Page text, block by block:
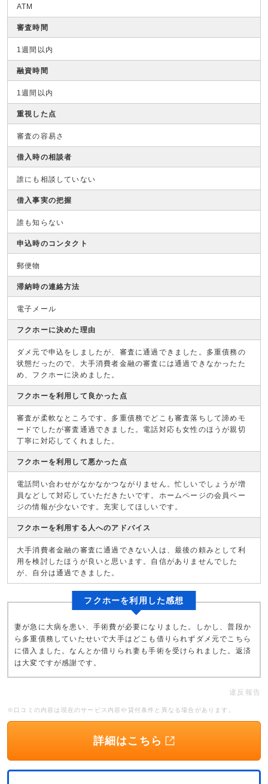
ATM
審査時間
1週間以内
融資時間
1週間以内
重視した点
審査の容易さ
借入時の相談者
誰にも相談していない
借入事実の把握
誰も知らない
申込時のコンタクト
郵便物
滞納時の連絡方法
電子メール
フクホーに決めた理由
ダメ元で申込をしましたが、審査に通過できました。多重債務の
状態だったので、大手消費者金融の審査には通過できなかったた
め、フクホーに決めました。
フクホーを利用して良かった点
審査が柔軟なところです。多重債務でどこも審査落ちして諦めモ
ードでしたが審査通過できました。電話対応も女性のほうが親切
丁寧に対応してくれました。
フクホーを利用して悪かった点
電話問い合わせがなかなかつながりません。忙しいでしょうが増
員などして対応していただきたいです。ホームページの会員ペー
ジの情報が少ないです。充実してほしいです。
フクホーを利用する人へのアドバイス
大手消費者金融の審査に通過できない人は、最後の頼みとして利
用を検討したほうが良いと思います。自信がありませんでした
が、自分は通過できました。
フクホーを利用した感想
妻が急に大病を患い、手術費が必要になりました。しかし、普段か
ら多重債務していたせいで大手はどこも借りられずダメ元でこちら
に借入ました。なんとか借りられ妻も手術を受けられました。返済
は大変ですが感謝です。
違反報告
※口コミの内容は現在のサービス内容や貸付条件と異なる場合があります。
詳細はこちら